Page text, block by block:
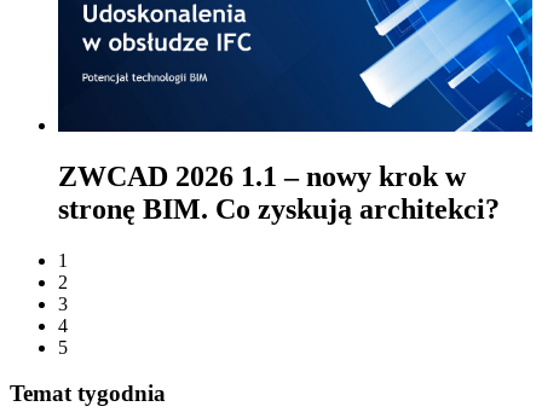
ZWCAD 2026 1.1 – nowy krok w
stronę BIM. Co zyskują architekci?
1
2
3
4
5
Temat tygodnia